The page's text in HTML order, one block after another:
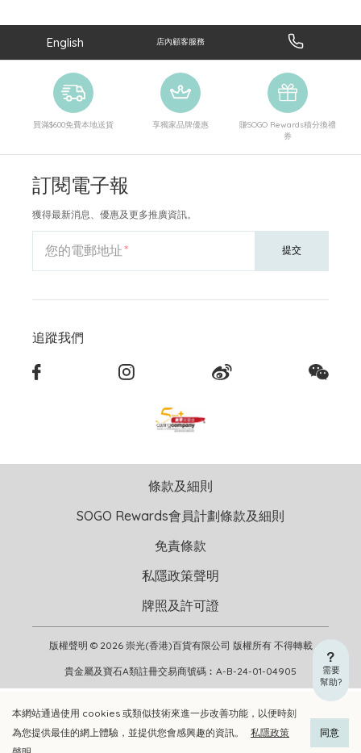
加入購物車 立即選購
本網站通過使用 cookies 或類似技術來進一步改善功能，以便時刻
為您提供最佳的網上體驗，並提供您會感興趣的資訊。
私隱政策
同意
需要
幫助?
English 店內顧客服務
買滿$600免費本地送貨 享獨家品牌優惠
賺SOGO Rewards積分換禮
券
訂閱電子報
獲得最新消息、優惠及更多推廣資訊。
您的電郵地址 提交
追蹤我們
版權聲明 © 2026 崇光(香港)百貨有限公司 版權所有 不得轉載
貴金屬及寶石A類註冊交易商號碼︰A-B-24-01-04905
條款及細則
SOGO Rewards會員計劃條款及細則
免責條款
私隱政策聲明
牌照及許可證